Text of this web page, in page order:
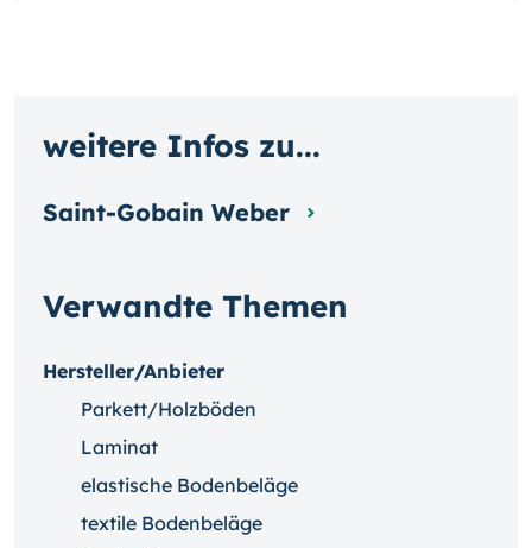
Verwandte Themen
Hersteller/Anbieter
Parkett/Holzböden
Laminat
elastische Bodenbeläge
textile Bodenbeläge
weitere Infos zu...
Saint-Gobain Weber